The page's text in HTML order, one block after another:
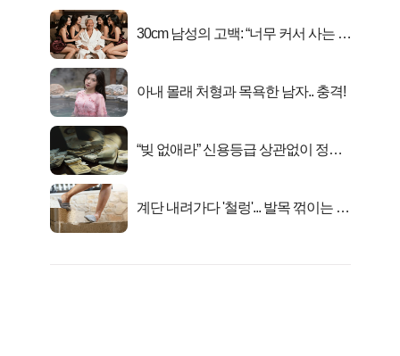
30cm 남성의 고백: “너무 커서 사는 게
아내 몰래 처형과 목욕한 남자.. 충격!
“빚 없애라” 신용등급 상관없이 정부
계단 내려가다 '철렁'... 발목 꺾이는 이